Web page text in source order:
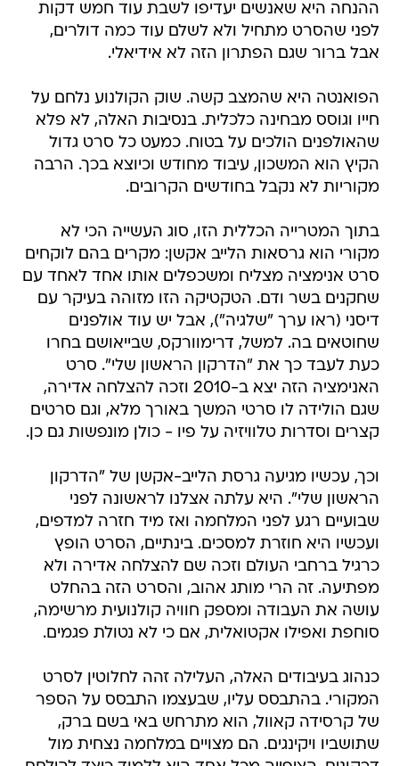
ההנחה היא שאנשים יעדיפו לשבת עוד חמש דקות
לפני שהסרט מתחיל ולא לשלם עוד כמה דולרים,
אבל ברור שגם הפתרון הזה לא אידיאלי.
הפואנטה היא שהמצב קשה. שוק הקולנוע נלחם על
חייו וגוסס מבחינה כלכלית. בנסיבות האלה, לא פלא
שהאולפנים הולכים על בטוח. כמעט כל סרט גדול
הקיץ הוא המשכון, עיבוד מחודש וכיוצא בכך. הרבה
מקוריות לא נקבל בחודשים הקרובים.
בתוך המטרייה הכללית הזו, סוג העשייה הכי לא
מקורי הוא גרסאות הלייב אקשן: מקרים בהם לוקחים
סרט אנימציה מצליח ומשכפלים אותו אחד לאחד עם
שחקנים בשר ודם. הטקטיקה הזו מזוהה בעיקר עם
דיסני (ראו ערך "שלגיה"), אבל יש עוד אולפנים
שחוטאים בה. למשל, דרימוורקס, שבייאושם בחרו
כעת לעבד כך את "הדרקון הראשון שלי". סרט
האנימציה הזה יצא ב-2010 וזכה להצלחה אדירה,
שגם הולידה לו סרטי המשך באורך מלא, וגם סרטים
קצרים וסדרות טלוויזיה על פיו - כולן מונפשות גם כן.
וכך, עכשיו מגיעה גרסת הלייב-אקשן של "הדרקון
הראשון שלי". היא עלתה אצלנו לראשונה לפני
שבועיים רגע לפני המלחמה ואז מיד חזרה למדפים,
ועכשיו היא חוזרת למסכים. בינתיים, הסרט הופץ
כרגיל ברחבי העולם וזכה שם להצלחה אדירה ולא
מפתיעה. זה הרי מותג אהוב, והסרט הזה בהחלט
עושה את העבודה ומספק חוויה קולנועית מרשימה,
סוחפת ואפילו אקטואלית, אם כי לא נטולת פגמים.
כנהוג בעיבודים האלה, העלילה זהה לחלוטין לסרט
המקורי. בהתבסס עליו, שבעצמו התבסס על הספר
של קרסידה קאוול, הוא מתרחש באי בשם ברק,
שתושביו ויקינגים. הם מצויים במלחמה נצחית מול